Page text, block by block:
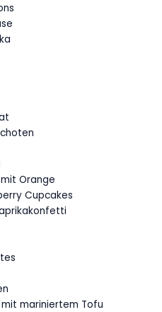
Orange
Cupcakes
mariniertem Tofu